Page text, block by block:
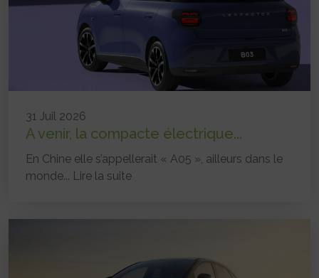
31 Juil 2026
A venir, la compacte électrique...
En Chine elle s’appellerait « A05 », ailleurs dans le
monde... Lire la suite